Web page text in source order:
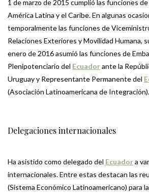
1 de marzo de 2015 cumplió las funciones
América Latina y el Caribe. En algunas
temporalmente las funciones de
Relaciones Exteriores y Movilidad Humana,
enero de 2016 asumió las funciones de
Plenipotenciario del Ecuadorante la
Uruguay y Representante Permanente del
(Asociación Latinoamericana de Integración).
Delegaciones internacionales
Ha asistido como delegado del Ecuadora
internacionales. Entre estas destacan las
(Sistema Económico Latinoamericano) para